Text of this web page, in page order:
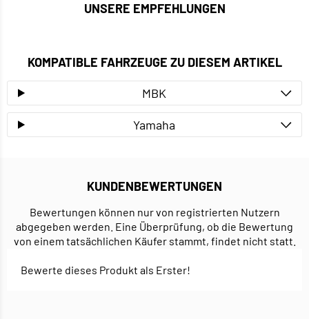
UNSERE EMPFEHLUNGEN
KOMPATIBLE FAHRZEUGE ZU DIESEM ARTIKEL
MBK
Yamaha
KUNDENBEWERTUNGEN
Bewertungen können nur von registrierten Nutzern
abgegeben werden. Eine Überprüfung, ob die Bewertung
von einem tatsächlichen Käufer stammt, findet nicht statt.
Bewerte dieses Produkt als Erster!